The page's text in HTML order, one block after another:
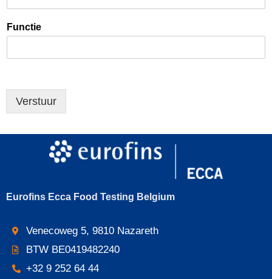
Functie
Verstuur
Eurofins Ecca Food Testing Belgium
Venecoweg 5, 9810 Nazareth
BTW BE0419482240
+32 9 252 64 44